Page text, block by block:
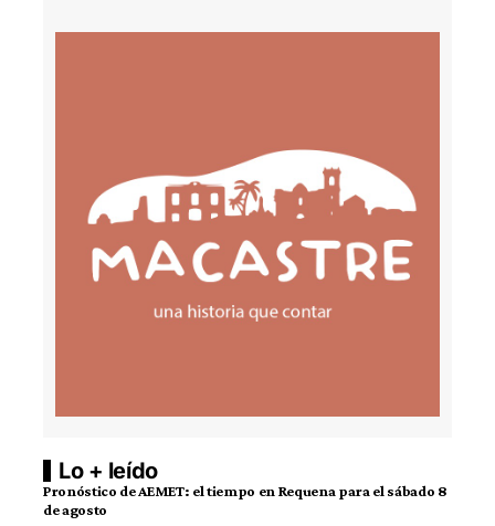
Lo + leído
Pronóstico de AEMET: el tiempo en Requena para el sábado 8
de agosto